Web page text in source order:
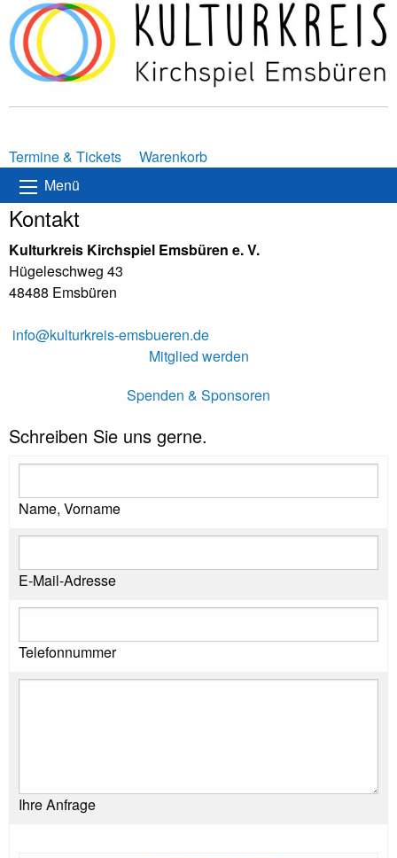
Termine & Tickets
Warenkorb
Menü
Kontakt
Kulturkreis Kirchspiel Emsbüren e. V.
Hügeleschweg 43
48488 Emsbüren
info@kulturkreis-emsbueren.de
Mitglied werden
Spenden & Sponsoren
Schreiben Sie uns gerne.
Name, Vorname
E-Mail-Adresse
Telefonnummer
Ihre Anfrage